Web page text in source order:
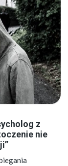
z
nie